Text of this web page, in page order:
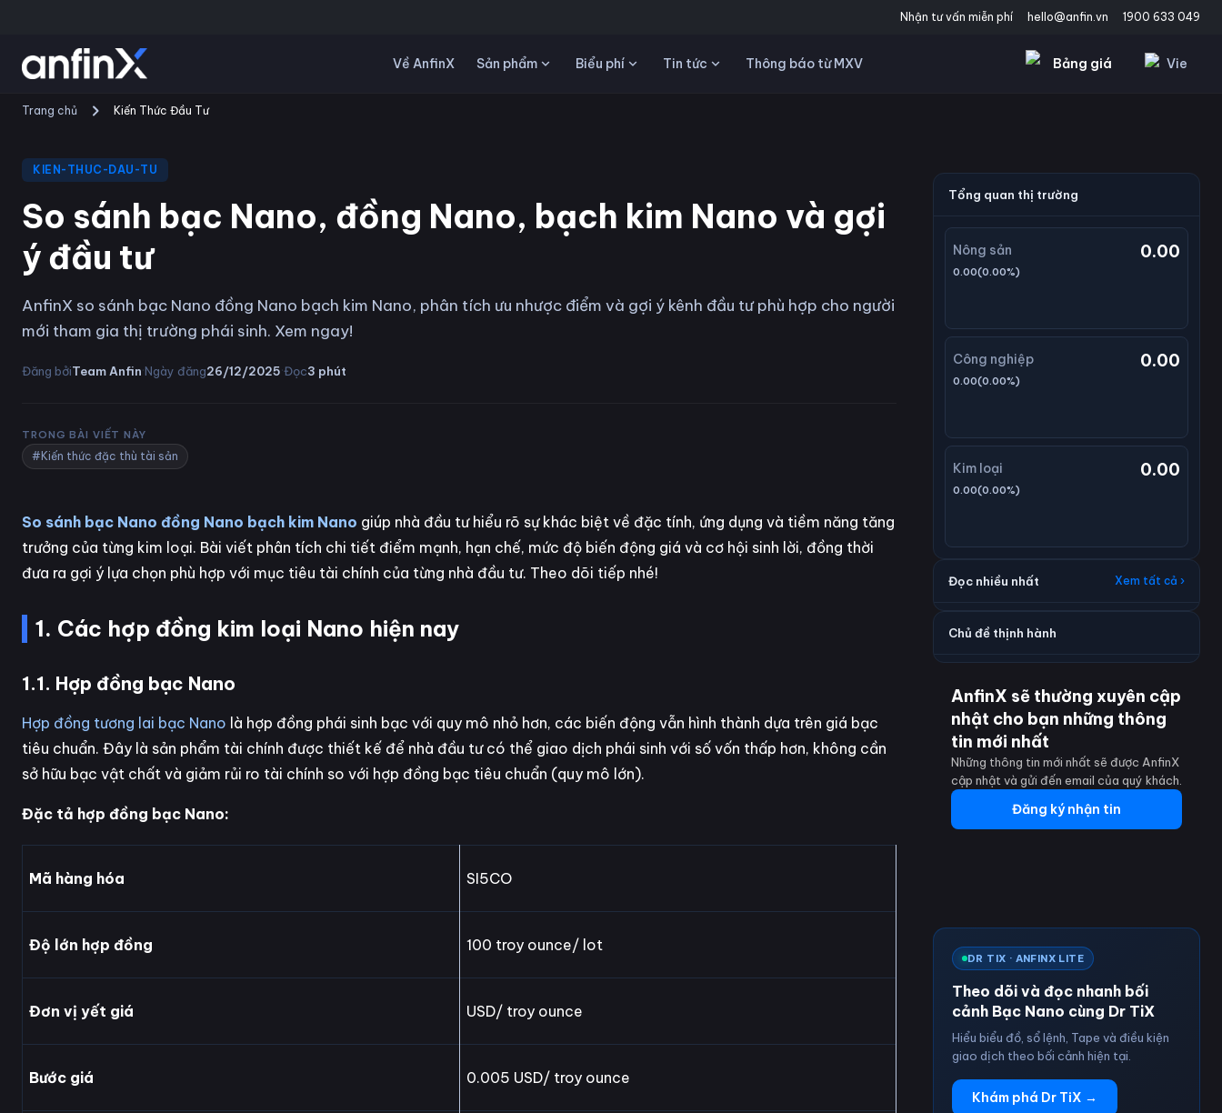
Nhận tư vấn miễn phí hello@anfin.vn 1900 633 049
Về AnfinX Sản phẩm Biểu phí Tin tức Thông báo từ MXV Bảng giá Vie
Trang chủ Kiến Thức Đầu Tư
KIEN-THUC-DAU-TU
So sánh bạc Nano, đồng Nano, bạch kim Nano và gợi
ý đầu tư
AnfinX so sánh bạc Nano đồng Nano bạch kim Nano, phân tích ưu nhược điểm và gợi ý kênh đầu tư phù hợp cho người
mới tham gia thị trường phái sinh. Xem ngay!
Đăng bởiTeam Anfin·Ngày đăng26/12/2025·Đọc3 phút
TRONG BÀI VIẾT NÀY
#Kiến thức đặc thù tài sản
So sánh bạc Nano đồng Nano bạch kim Nano giúp nhà đầu tư hiểu rõ sự khác biệt về đặc tính, ứng dụng và tiềm năng tăng
trưởng của từng kim loại. Bài viết phân tích chi tiết điểm mạnh, hạn chế, mức độ biến động giá và cơ hội sinh lời, đồng thời
đưa ra gợi ý lựa chọn phù hợp với mục tiêu tài chính của từng nhà đầu tư. Theo dõi tiếp nhé!
1. Các hợp đồng kim loại Nano hiện nay
1.1. Hợp đồng bạc Nano
Hợp đồng tương lai bạc Nano là hợp đồng phái sinh bạc với quy mô nhỏ hơn, các biến động vẫn hình thành dựa trên giá bạc
tiêu chuẩn. Đây là sản phẩm tài chính được thiết kế để nhà đầu tư có thể giao dịch phái sinh với số vốn thấp hơn, không cần
sở hữu bạc vật chất và giảm rủi ro tài chính so với hợp đồng bạc tiêu chuẩn (quy mô lớn).
Đặc tả hợp đồng bạc Nano:
Mã hàng hóa SI5CO
Độ lớn hợp đồng 100 troy ounce/ lot
Đơn vị yết giá USD/ troy ounce
Bước giá 0.005 USD/ troy ounce
Tổng quan thị trường
Nông sản 0.00
0.00(0.00%)
Công nghiệp 0.00
0.00(0.00%)
Kim loại 0.00
0.00(0.00%)
Đọc nhiều nhất Xem tất cả ›
Chủ đề thịnh hành
AnfinX sẽ thường xuyên cập
nhật cho bạn những thông
tin mới nhất
Những thông tin mới nhất sẽ được AnfinX
cập nhật và gửi đến email của quý khách.
Đăng ký nhận tin
DR TIX · ANFINX LITE
Theo dõi và đọc nhanh bối
cảnh Bạc Nano cùng Dr TiX
Hiểu biểu đồ, sổ lệnh, Tape và điều kiện
giao dịch theo bối cảnh hiện tại.
Khám phá Dr TiX →